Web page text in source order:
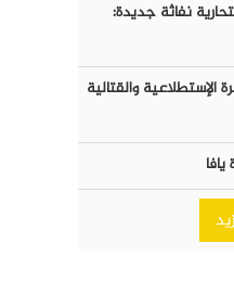
نفاثة جديدة:
الإستطلاعية والقتالية